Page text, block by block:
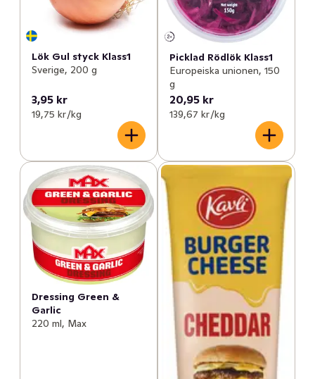
Lök Gul styck Klass1
Sverige, 200 g
3,95 kr
19,75 kr /kg
Picklad Rödlök Klass1
Europeiska unionen, 150
g
20,95 kr
139,67 kr /kg
Dressing Green &
Garlic
220 ml, Max